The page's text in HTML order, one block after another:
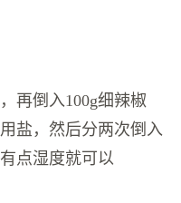
再倒入100g细辣椒
盐，然后分两次倒入
点湿度就可以